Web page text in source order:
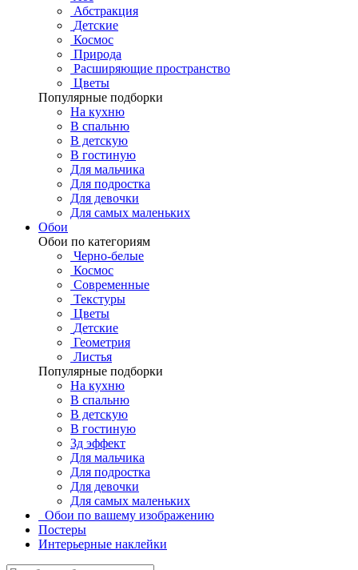
Абстракция
Детские
Космос
Природа
Расширяющие пространство
Цветы
Популярные подборки
На кухню
В спальню
В детскую
В гостиную
Для мальчика
Для подростка
Для девочки
Для самых маленьких
Обои
Обои по категориям
Черно-белые
Космос
Современные
Текстуры
Цветы
Детские
Геометрия
Листья
Популярные подборки
На кухню
В спальню
В детскую
В гостиную
3д эффект
Для мальчика
Для подростка
Для девочки
Для самых маленьких
Обои по вашему изображению
Постеры
Интерьерные наклейки